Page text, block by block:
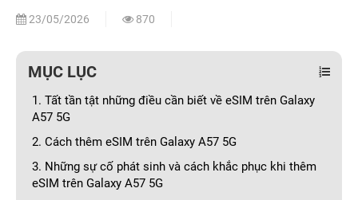
23/05/2026 870
MỤC LỤC
1. Tất tần tật những điều cần biết về eSIM trên Galaxy
A57 5G
2. Cách thêm eSIM trên Galaxy A57 5G
3. Những sự cố phát sinh và cách khắc phục khi thêm
eSIM trên Galaxy A57 5G